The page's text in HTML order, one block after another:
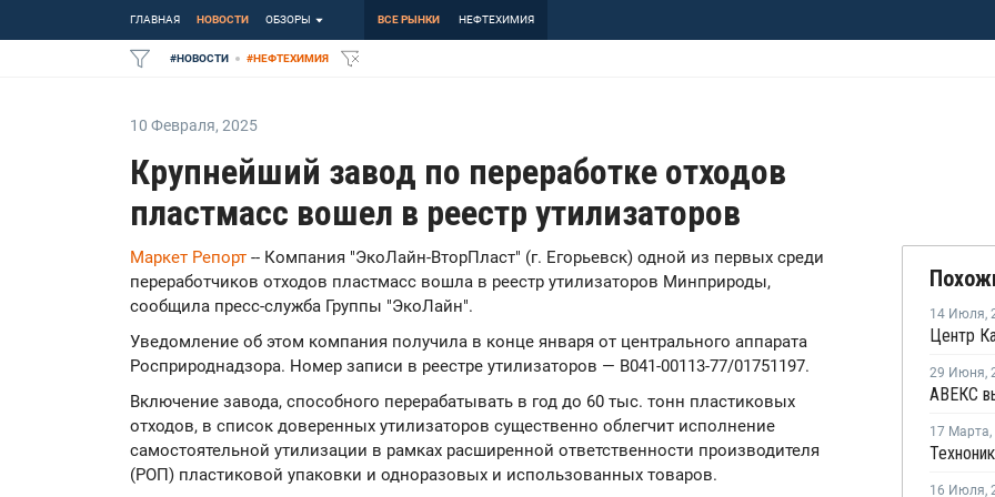
ГЛАВНАЯ НОВОСТИ ОБЗОРЫ ВСЕ РЫНКИ НЕФТЕХИМИЯ
#НОВОСТИ #НЕФТЕХИМИЯ
10 Февраля, 2025
Крупнейший завод по переработке отходов
пластмасс вошел в реестр утилизаторов
Маркет Репорт -- Компания "ЭкоЛайн-ВторПласт" (г. Егорьевск) одной из первых среди
переработчиков отходов пластмасс вошла в реестр утилизаторов Минприроды,
сообщила пресс-служба Группы "ЭкоЛайн".
Уведомление об этом компания получила в конце января от центрального аппарата
Росприроднадзора. Номер записи в реестре утилизаторов — В041-00113-77/01751197.
Включение завода, способного перерабатывать в год до 60 тыс. тонн пластиковых
отходов, в список доверенных утилизаторов существенно облегчит исполнение
самостоятельной утилизации в рамках расширенной ответственности производителя
(РОП) пластиковой упаковки и одноразовых и использованных товаров.
14 Июля,
29 Июня,
17 Марта,
16 Июля,